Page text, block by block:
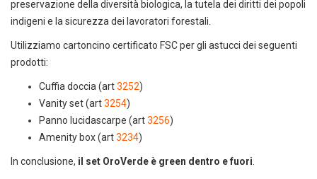
preservazione della diversità biologica, la tutela dei diritti dei popoli
indigeni e la sicurezza dei lavoratori forestali.
Utilizziamo cartoncino certificato FSC per gli astucci dei seguenti
prodotti:
Cuffia doccia (art3252)
Vanity set (art3254)
Panno lucidascarpe (art3256)
Amenity box (art3234)
In conclusione, il set OroVerde è green dentro e fuori.